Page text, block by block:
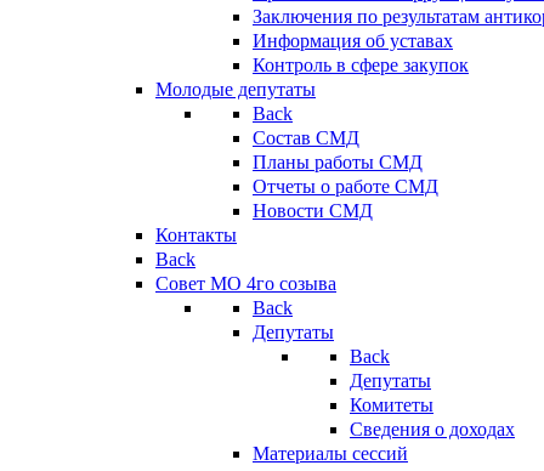
Заключения по результатам
Информация об уставах
Контроль в сфере закупок
Молодые депутаты
Back
Состав СМД
Планы работы СМД
Отчеты о работе СМД
Новости СМД
Контакты
Back
Совет МО 4го созыва
Back
Депутаты
Back
Депутаты
Комитеты
Сведения о доходах
Материалы сессий